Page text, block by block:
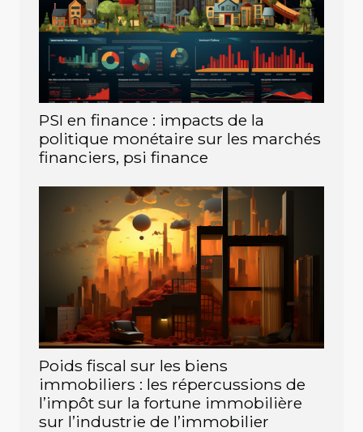
PSI en finance : impacts de la
politique monétaire sur les marchés
financiers, psi finance
Poids fiscal sur les biens
immobiliers : les répercussions de
l’impôt sur la fortune immobilière
sur l’industrie de l’immobilier